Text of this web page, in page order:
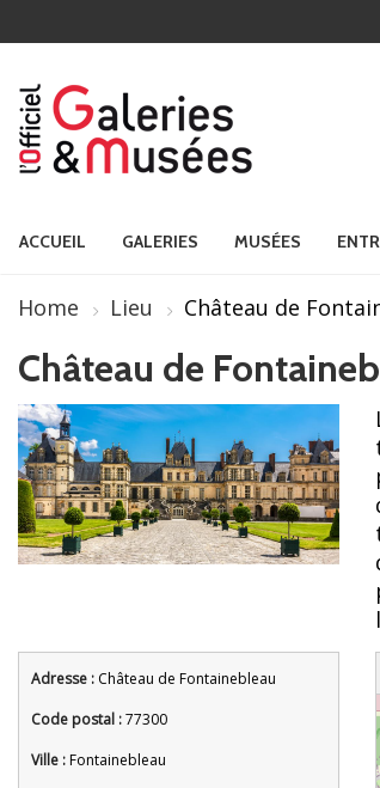
ACCUEIL GALERIES MUSÉES
Home Lieu Château de
Château de
Adresse : Château de Fontainebleau
Code postal :77300
Ville :Fontainebleau